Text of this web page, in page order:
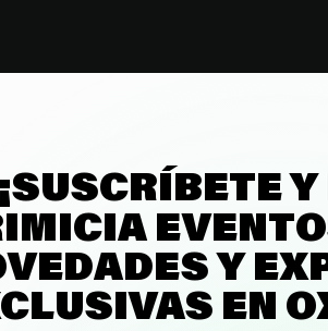
¡SUSCRÍBETE
Y
EN